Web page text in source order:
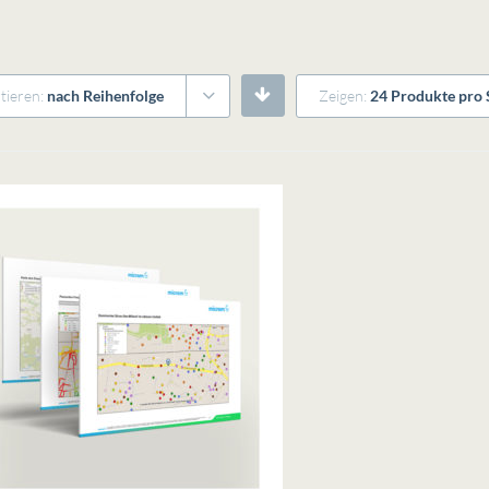
nach Reihenfolge Zeigen: 24 Produkte pro